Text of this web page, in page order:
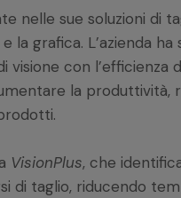
nelle sue soluzioni di
grafica. L’azienda
con l’efficienza
la produttività,
VisionPlus, che
di taglio, riducendo